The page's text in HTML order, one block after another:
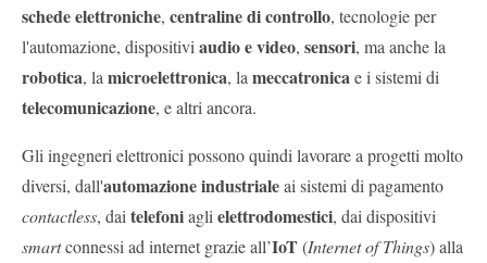
schede elettroniche, centraline di controllo, tecnologie per
l'automazione, dispositiviaudio e video, sensori, ma anche la
robotica, lamicroelettronica, lameccatronicae i sistemi di
telecomunicazione, e altri ancora.
Gli ingegneri elettronici possono quindi lavorare a progetti molto
diversi, dall'automazione industrialeai sistemi di pagamento
contactless, daitelefoniaglielettrodomestici, dai dispositivi
smartconnessi ad internet grazie all’IoT(Internet of Things) alla